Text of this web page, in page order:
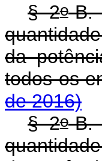
§ 2o-
da
todos
de 2016)
§ 2o-